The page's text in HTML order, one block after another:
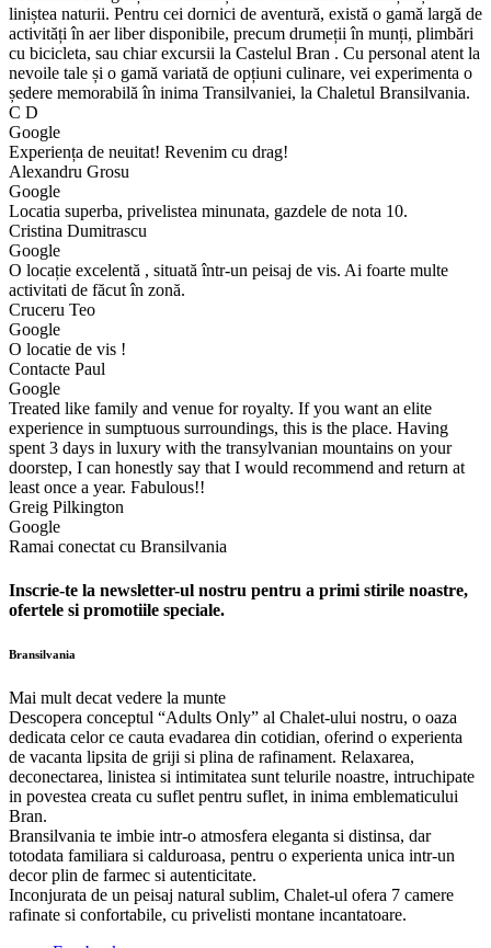
liniștea naturii. Pentru cei dornici de aventură, există o gamă largă de
activități în aer liber disponibile, precum drumeții în munți, plimbări
cu bicicleta, sau chiar excursii la Castelul Bran . Cu personal atent la
nevoile tale și o gamă variată de opțiuni culinare, vei experimenta o
ședere memorabilă în inima Transilvaniei, la Chaletul Bransilvania.
C D
Google
Experiența de neuitat! Revenim cu drag!
Alexandru Grosu
Google
Locatia superba, privelistea minunata, gazdele de nota 10.
Cristina Dumitrascu
Google
O locație excelentă , situată într-un peisaj de vis. Ai foarte multe
activitati de făcut în zonă.
Cruceru Teo
Google
O locatie de vis !
Contacte Paul
Google
Treated like family and venue for royalty. If you want an elite
experience in sumptuous surroundings, this is the place. Having
spent 3 days in luxury with the transylvanian mountains on your
doorstep, I can honestly say that I would recommend and return at
least once a year. Fabulous!!
Greig Pilkington
Google
Ramai conectat cu Bransilvania
Inscrie-te la newsletter-ul nostru pentru a primi stirile noastre,
ofertele si promotiile speciale.
Bransilvania
Mai mult decat vedere la munte
Descopera conceptul “Adults Only” al Chalet-ului nostru, o oaza
dedicata celor ce cauta evadarea din cotidian, oferind o experienta
de vacanta lipsita de griji si plina de rafinament. Relaxarea,
deconectarea, linistea si intimitatea sunt telurile noastre, intruchipate
in povestea creata cu suflet pentru suflet, in inima emblematicului
Bran.
Bransilvania te imbie intr-o atmosfera eleganta si distinsa, dar
totodata familiara si calduroasa, pentru o experienta unica intr-un
decor plin de farmec si autenticitate.
Inconjurata de un peisaj natural sublim, Chalet-ul ofera 7 camere
rafinate si confortabile, cu privelisti montane incantatoare.